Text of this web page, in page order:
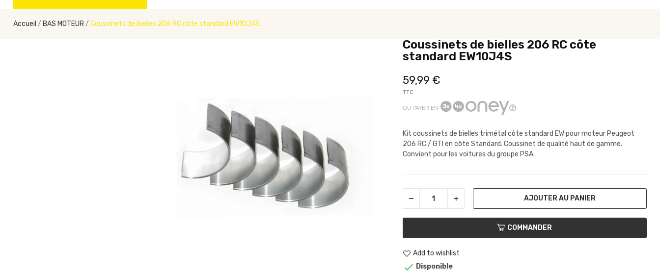
Accueil BAS MOTEUR Coussinets de bielles 206 RC côte standard EW10J4S
Coussinets de bielles 206 RC côte
standard EW10J4S
59,99 €
TTC
OU PAYER EN
Kit coussinets de bielles trimétal côte standard EW pour moteur Peugeot
206 RC / GTI en côte Standard. Coussinet de qualité haut de gamme.
Convient pour les voitures du groupe PSA.
AJOUTER AU PANIER
COMMANDER
Add to wishlist
 Disponible